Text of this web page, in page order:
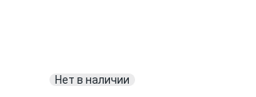
Нет в наличии